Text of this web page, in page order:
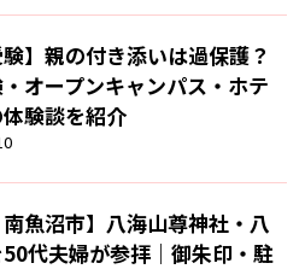
験】親の付き添いは過保護？
オープンキャンパス・ホテ
験談を紹介
南魚沼市】八海山尊神社・八
代夫婦が参拝｜御朱印・駐